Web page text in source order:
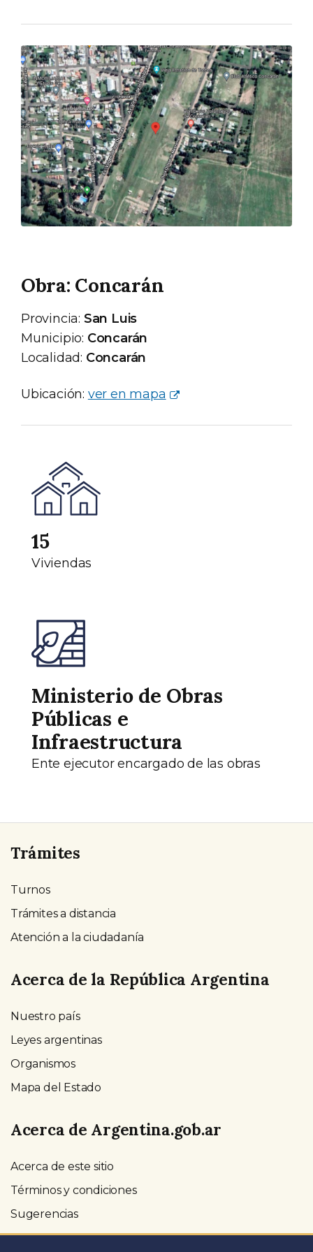
Obra: Concarán
Provincia: San Luis
Municipio: Concarán
Localidad: Concarán
Ubicación: ver en mapa
15
Viviendas
Ministerio de Obras
Públicas e
Infraestructura
Ente ejecutor encargado de las obras
Trámites
Turnos
Trámites a distancia
Atención a la ciudadanía
Acerca de la República Argentina
Nuestro país
Leyes argentinas
Organismos
Mapa del Estado
Acerca de Argentina.gob.ar
Acerca de este sitio
Términos y condiciones
Sugerencias